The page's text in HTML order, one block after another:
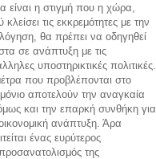
είναι η στιγμή που η χώρα,
κλείσει τις εκκρεμότητες με την
θα πρέπει να οδηγηθεί
σε ανάπτυξη με τις
υποστηρικτικές πολιτικές.
που προβλέπονται στο
αποτελούν την αναγκαία
και την επαρκή συνθήκη για
ανάπτυξη. Άρα
ένας ευρύτερος
της